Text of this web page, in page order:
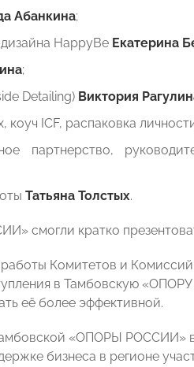
Абанкина;
HappyBe Екатерина
;
Detailing) Виктория
коуч ICF, распаковка
партнерство,
Татьяна Толстых.
смогли кратко
Комитетов и Комиссий
в Тамбовскую
её более эффективной.
«ОПОРЫ РОССИИ»
бизнеса в регионе